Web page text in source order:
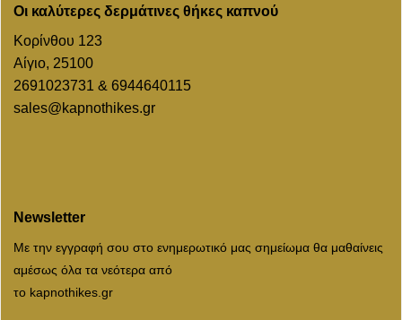
Οι καλύτερες δερμάτινες θήκες καπνού
Κορίνθου 123
Αίγιο, 25100
2691023731 & 6944640115
sales@kapnothikes.gr
Newsletter
Με την εγγραφή σου στο ενημερωτικό μας σημείωμα θα μαθαίνεις
αμέσως όλα τα νεότερα από
το kapnothikes.gr